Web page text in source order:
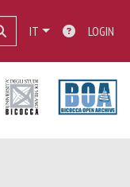
IT LOGIN